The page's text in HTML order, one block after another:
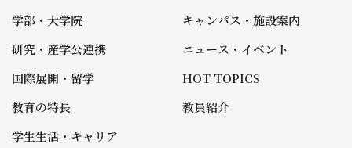
学部・大学院
研究・産学公連携
国際展開・留学
教育の特長
学生生活・キャリア
キャンパス・施設案内
ニュース・イベント
HOT TOPICS
教員紹介